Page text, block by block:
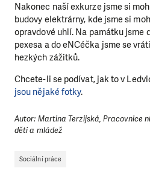
Nakonec naší exkurze jsme si
budovy elektrárny, kde jsme si
opravdové uhlí. Na památku jsme
pexesa a do eNCéčka jsme se
hezkých zážitků.
Chcete-li se podívat, jak to v
jsou nějaké fotky.
Autor: Martina Terzijská, Pracovnice
děti a mládež
Sociální práce